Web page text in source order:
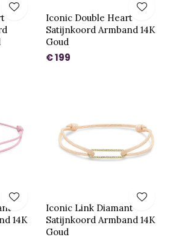
Iconic Double Heart
Satijnkoord Armband 14K
Goud
€ 199
14K
Iconic Link Diamant
Satijnkoord Armband 14K
Goud